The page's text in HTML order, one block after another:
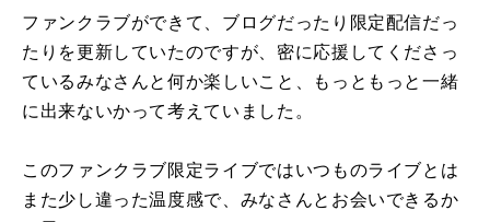
ファンクラブができて、ブログだったり限定配信だっ
たりを更新していたのですが、密に応援してくださっ
ているみなさんと何か楽しいこと、もっともっと一緒
に出来ないかって考えていました。
このファンクラブ限定ライブではいつものライブとは
また少し違った温度感で、みなさんとお会いできるか